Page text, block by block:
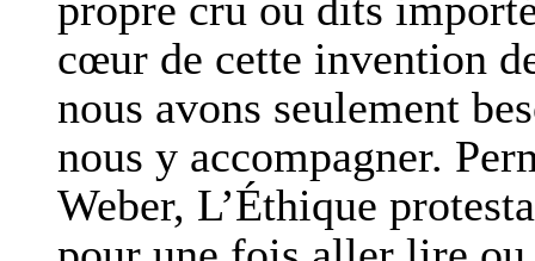
cœur de cette invention
nous avons seulement
nous y accompagner.
Weber, L’Éthique